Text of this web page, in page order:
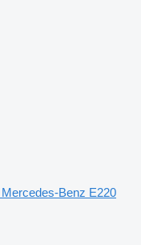
Benz E220